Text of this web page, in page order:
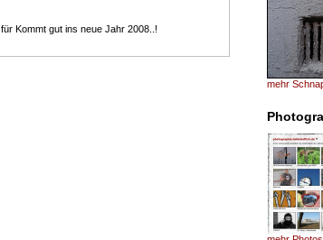
mehr
für Kommt gut ins neue Jahr 2008..!